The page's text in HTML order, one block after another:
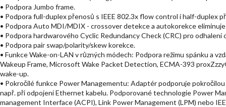
• Podpora Jumbo frame.
• Podpora full-duplex přenosů s IEEE 802.3x flow control i half-duplex
• Podpora Auto MDI/MDIX - crossover detekce a autokorekce
• Podpora hardwarového Cyclic Redundancy Check (CRC) pro odhalení
• Podpora pair swap/polarity/skew korekce.
• Funkce Wake-on-LAN v různých módech: Podpora režimu spánku a
Wakeup Frame, Microsoft Wake Packet Detection, ECMA-393
wake-up.
• Pokročilé funkce Power Managementu: Adaptér podporuje
např. při odpojení Ethernet kabelu. Podporované technologie Power
management Interface (ACPI), Link Power Management (LPM) nebo